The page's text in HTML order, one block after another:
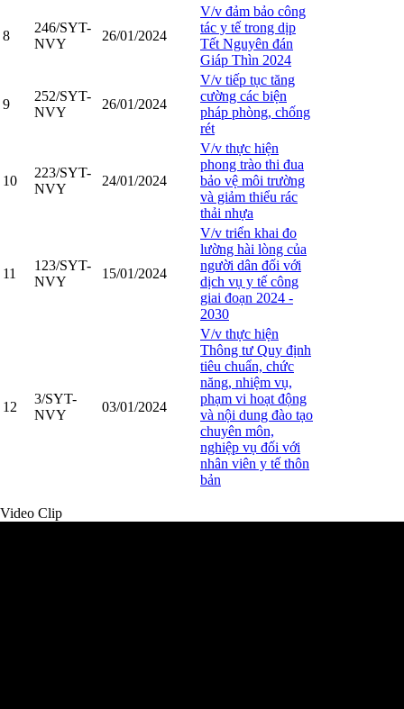
8
246/SYT-
NVY
26/01/2024
V/v đảm bảo công
tác y tế trong dịp
Tết Nguyên đán
Giáp Thìn 2024
9
252/SYT-
NVY
26/01/2024
V/v tiếp tục tăng
cường các biện
pháp phòng, chống
rét
10
223/SYT-
NVY
24/01/2024
V/v thực hiện
phong trào thi đua
bảo vệ môi trường
và giảm thiểu rác
thải nhựa
11
123/SYT-
NVY
15/01/2024
V/v triển khai đo
lường hài lòng của
người dân đối với
dịch vụ y tế công
giai đoạn 2024 -
2030
12
3/SYT-
NVY
03/01/2024
V/v thực hiện
Thông tư Quy định
tiêu chuẩn, chức
năng, nhiệm vụ,
phạm vi hoạt động
và nội dung đào tạo
chuyên môn,
nghiệp vụ đối với
nhân viên y tế thôn
bản
Video Clip